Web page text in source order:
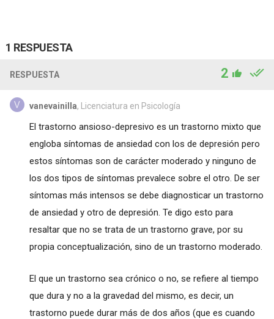
1 RESPUESTA
RESPUESTA 2
vanevainilla, Licenciatura en Psicología
El trastorno ansioso-depresivo es un trastorno mixto que
engloba síntomas de ansiedad con los de depresión pero
estos síntomas son de carácter moderado y ninguno de
los dos tipos de síntomas prevalece sobre el otro. De ser
síntomas más intensos se debe diagnosticar un trastorno
de ansiedad y otro de depresión. Te digo esto para
resaltar que no se trata de un trastorno grave, por su
propia conceptualización, sino de un trastorno moderado.
El que un trastorno sea crónico o no, se refiere al tiempo
que dura y no a la gravedad del mismo, es decir, un
trastorno puede durar más de dos años (que es cuando